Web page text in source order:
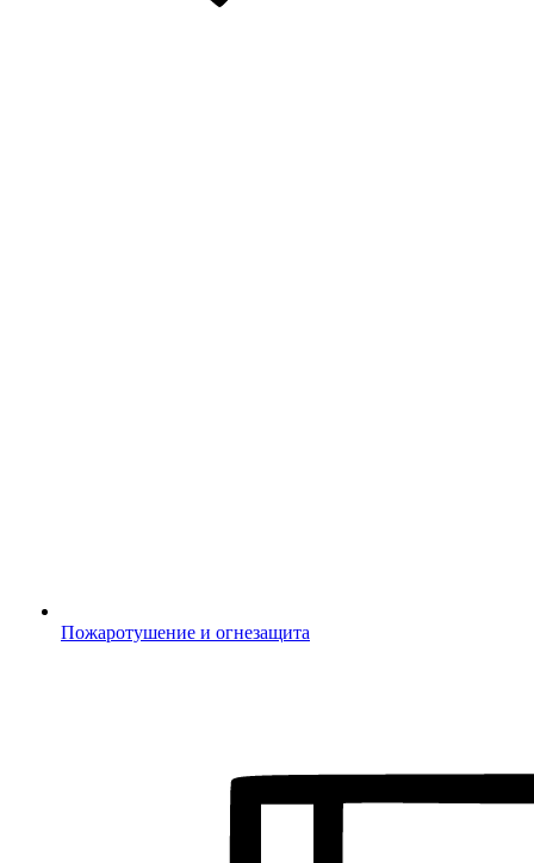
Пожаротушение и огнезащита